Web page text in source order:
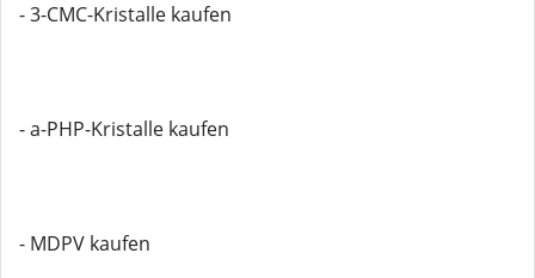
- 3-CMC-Kristalle kaufen
- a-PHP-Kristalle kaufen
- MDPV kaufen